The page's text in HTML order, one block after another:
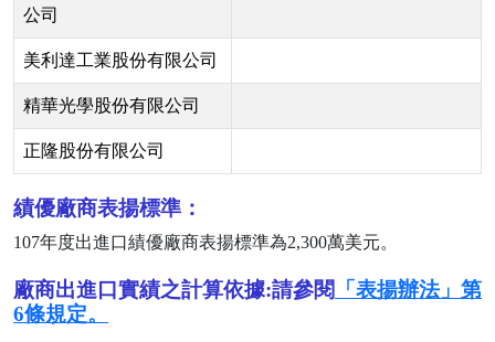
公司
美利達工業股份有限公司
精華光學股份有限公司
正隆股份有限公司
績優廠商表揚標準：
107年度出進口績優廠商表揚標準為2,300萬美元。
廠商出進口實績之計算依據:請參閱 「表揚辦法」第
6條規定。